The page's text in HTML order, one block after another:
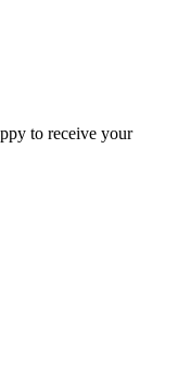
to receive your